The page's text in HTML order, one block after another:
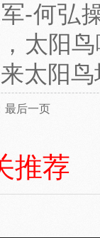
-何弘
太阳
太阳
最后一页
推荐